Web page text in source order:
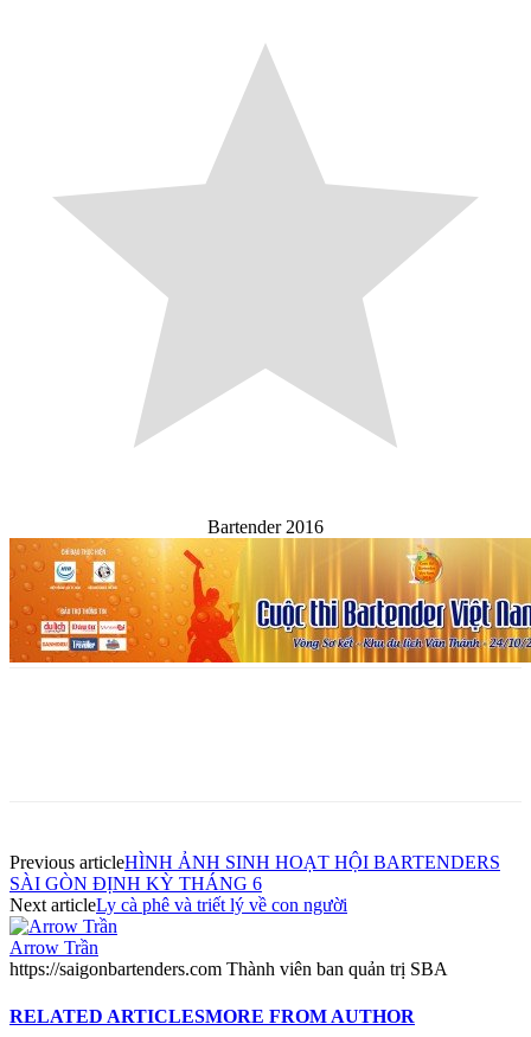
Bartender 2016
Previous articleHÌNH ẢNH SINH HOẠT HỘI BARTENDERS
SÀI GÒN ĐỊNH KỲ THÁNG 6
Next articleLy cà phê và triết lý về con người
Arrow Trần
https://saigonbartenders.com Thành viên ban quản trị SBA
RELATED ARTICLESMORE FROM AUTHOR